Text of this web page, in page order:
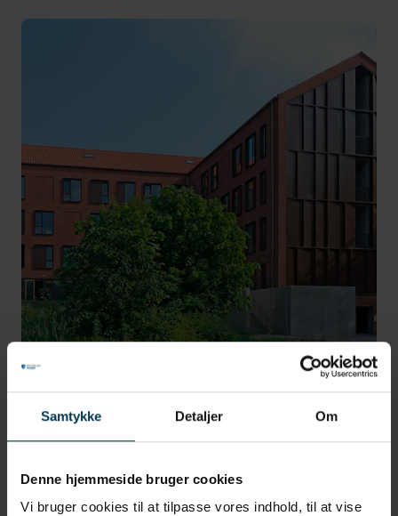
Samtykke Detaljer Om
Denne hjemmeside bruger cookies
Vi bruger cookies til at tilpasse vores indhold, til at vise
Nyt sundhedshus i Odder
SUNDHED